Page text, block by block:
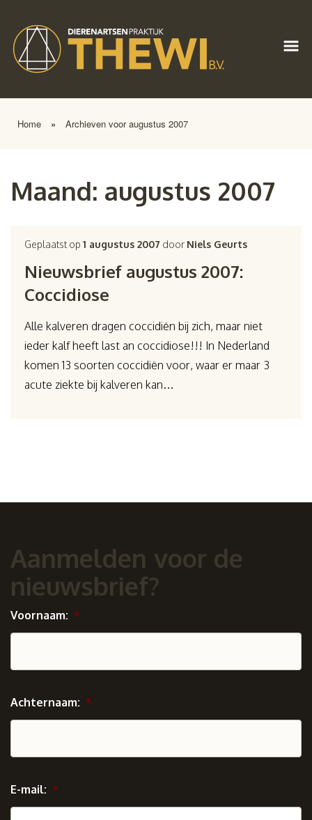
Home » Archieven voor augustus 2007
Maand: augustus 2007
Geplaatst op1 augustus 2007 door Niels Geurts
Nieuwsbrief augustus 2007:
Coccidiose
Alle kalveren dragen coccidiën bij zich, maar niet
ieder kalf heeft last an coccidiose!!! In Nederland
komen 13 soorten coccidiën voor, waar er maar 3
acute ziekte bij kalveren kan…
Aanmelden voor de
nieuwsbrief?
Voornaam: *
Achternaam: *
E-mail: *